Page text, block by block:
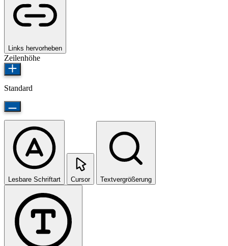
Links hervorheben
Zeilenhöhe
Standard
Lesbare Schriftart Cursor Textvergrößerung